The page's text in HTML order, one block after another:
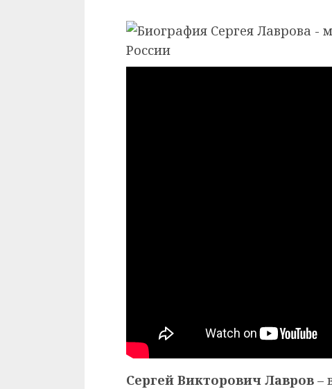
Сергей Викторович Лавров –